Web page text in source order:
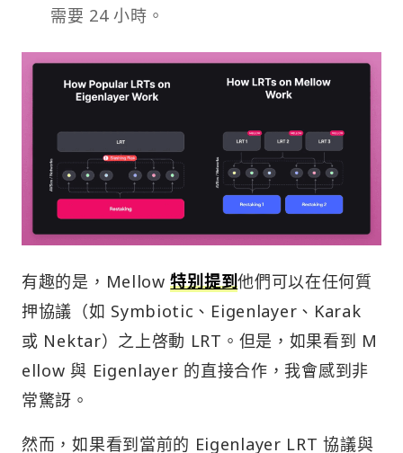
有趣的是，Mellow特别提到他們可以在任何質
押協議（如 Symbiotic、Eigenlayer、Karak
或 Nektar）之上啓動 LRT。但是，如果看到 M
ellow 與 Eigenlayer 的直接合作，我會感到非
常驚訝。
然而，如果看到當前的 Eigenlayer LRT 協議與
Symbiotic 或 Mellow 合作，我也不會感到驚